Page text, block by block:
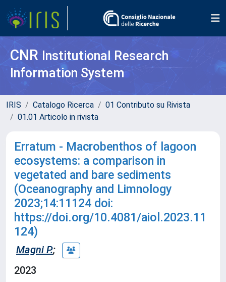
CNR Institutional Research
Information System
IRIS Catalogo Ricerca
01 Contributo su Rivista
01.01 Articolo in rivista
Erratum - Macrobenthos of lagoon
ecosystems: a comparison in
vegetated and bare sediments
(Oceanography and Limnology
2023;14:11124 doi:
https://doi.org/10.4081/aiol.2023.11
124)
Magni P.;
2023